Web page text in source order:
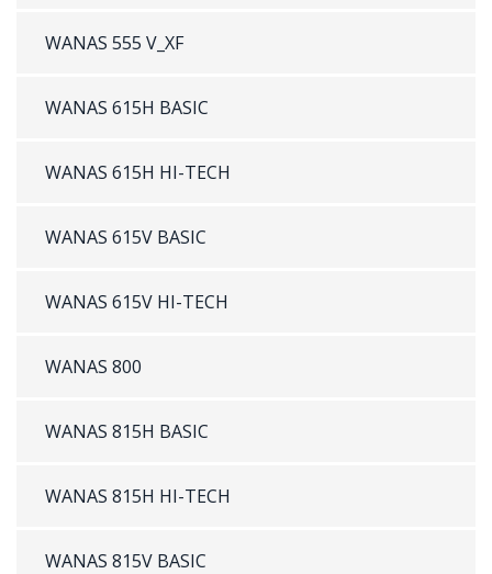
WANAS 555 V_XF
WANAS 615H BASIC
WANAS 615H HI-TECH
WANAS 615V BASIC
WANAS 615V HI-TECH
WANAS 800
WANAS 815H BASIC
WANAS 815H HI-TECH
WANAS 815V BASIC